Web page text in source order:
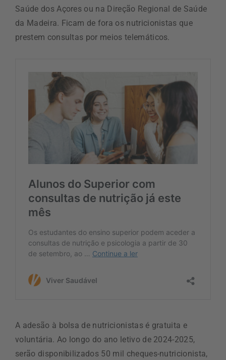
Saúde dos Açores ou na Direção Regional de Saúde
da Madeira. Ficam de fora os nutricionistas que
prestem consultas por meios telemáticos.
A adesão à bolsa de nutricionistas é gratuita e
voluntária. Ao longo do ano letivo de 2024-2025,
serão disponibilizados 50 mil cheques-nutricionista,